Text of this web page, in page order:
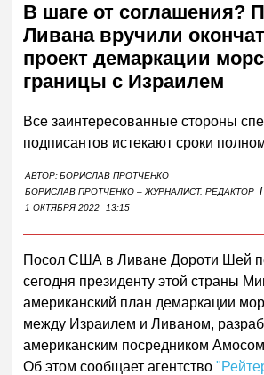
В шаге от соглашения?
Ливана вручили
проект демаркации
границы с Израилем
Все заинтересованные стороны
подписантов истекают сроки
АВТОР:БОРИСЛАВ ПРОТЧЕНКО
БОРИСЛАВ ПРОТЧЕНКО – ЖУРНАЛИСТ, РЕДАКТОР I
1 ОКТЯБРЯ 2022 13:15
Посол США в Ливане Дороти Шей
сегодня президенту этой страны
американский план демаркации
между Израилем и Ливаном,
американским посредником
Об этом сообщает агентство